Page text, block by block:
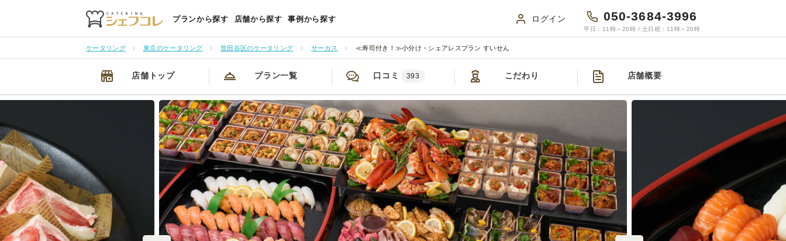
プランから探す 店舗から探す 事例から探す ログイン 050-3684-3996
平日：11時～20時 / 土日祝：11時～20時
ケータリング 東京のケータリング 世田谷区のケータリング サーカス ≪寿司付き！≫小分け・シェアレスプラン すいせん
店舗トップ プラン一覧 口コミ 393 こだわり 店舗概要